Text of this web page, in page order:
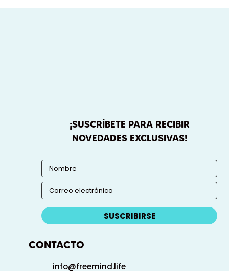
¡SUSCRÍBETE PARA RECIBIR
NOVEDADES EXCLUSIVAS!
SUSCRIBIRSE
CONTACTO
info@freemind.life